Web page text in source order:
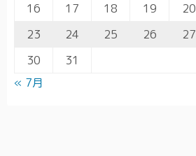
16
17 18 19 20
23
24 25 26 27
30
31
« 7月